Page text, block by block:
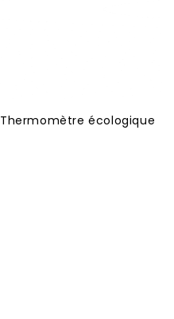
Thermomètre écologique